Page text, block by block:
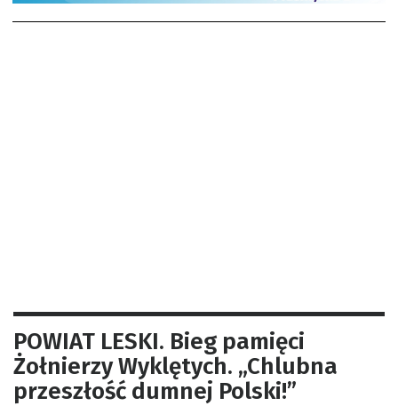
POWIAT LESKI. Bieg pamięci
Żołnierzy Wyklętych. „Chlubna
przeszłość dumnej Polski!”